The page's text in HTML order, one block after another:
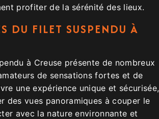
profiter de la sérénité des lieux.
DU FILET SUSPENDU À
à Creuse présente de nombreux
de sensations fortes et de
une expérience unique et sécurisée,
des vues panoramiques à couper le
avec la nature environnante et